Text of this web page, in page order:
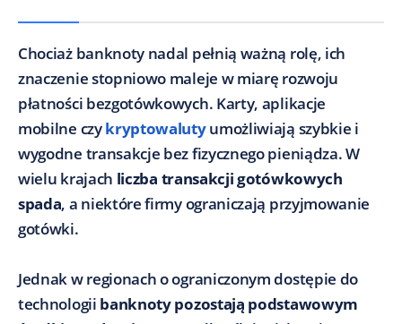
Chociaż banknoty nadal pełnią ważną rolę, ich
znaczenie stopniowo maleje w miarę rozwoju
płatności bezgotówkowych. Karty, aplikacje
mobilne czykryptowalutyumożliwiają szybkie i
wygodne transakcje bez fizycznego pieniądza. W
wielu krajach liczba transakcji gotówkowych
spada, a niektóre firmy ograniczają przyjmowanie
gotówki.
Jednak w regionach o ograniczonym dostępie do
technologii banknoty pozostają podstawowym